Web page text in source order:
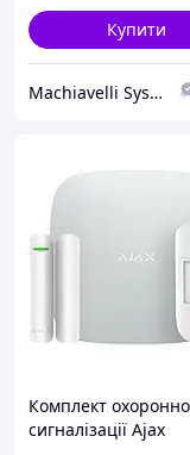
Купити
Machiavelli Systems
Комплект
сигналізації Ajax